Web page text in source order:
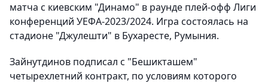
матча с киевским "Динамо" в раунде плей-офф Лиги
конференций УЕФА-2023/2024. Игра состоялась на
стадионе "Джулешти" в Бухаресте, Румыния.
Зайнутдинов подписал с "Бешикташем"
четырехлетний контракт, по условиям которого